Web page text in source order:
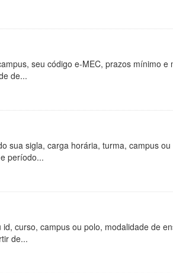
seu código e-MEC, prazos mínimo e
de...
sua sigla, carga horária, turma, campus
período...
curso, campus ou polo, modalidade de
de...